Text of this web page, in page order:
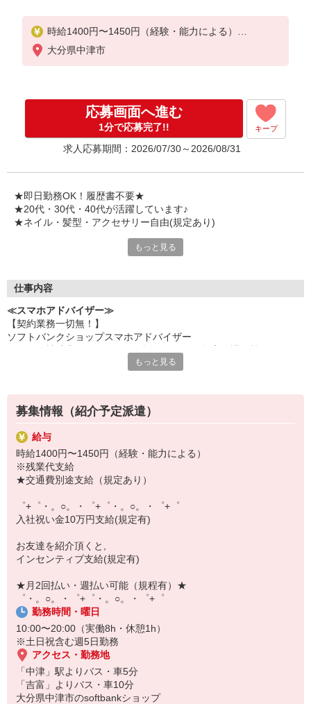
時給1400円〜1450円（経験・能力による）
※残業代支給
★交通費別途支給（規定あり）
入社祝い金10万円支給(規定有)
お友達を紹介頂くと,
インセンティブ支給(規定有)
゜・。○。・゜+゜・。○。・゜+゜
大分県中津市
応募画面へ進む
1分で応募完了!! キープ
求人応募期間：2026/07/30～2026/08/31
★即日勤務OK！履歴書不要★
★20代・30代・40代が活躍しています♪
★ネイル・髪型・アクセサリー自由(規定あり)
シエロのご紹介するお店は、
優しい人間関係がある場所ばかり！
【選べるお仕事いろいろ】
￣￣￣￣￣￣￣￣￣￣￣
事務、経理、データ入力、コールセンター、受付
機械/食品製造・梱包・仕分け・加工・組立・検査
▼美容系
眉毛サロンのアイブロウ・ネイリスト・エステ
▼営業・販売
法人営業・アパレル販売・個別指導塾・人材紹介
▼人気案件も多数♪
短期・期間限定・オープニング・官公庁案件
上場/優良/大手企業など
【スマホ面接実施中】
￣￣￣￣￣￣￣￣￣
自宅に居ながらスマホでカンタン面接OK！
オンライン面談なのでスピード対応。
即日登録もOK♪
気になった方はお気軽にご相談ください！
もっと見る
仕事内容
≪スマホアドバイザー≫
【契約業務一切無！】
ソフトバンクショップスマホアドバイザー
※未経験大歓迎、幅広い年齢層活躍！
もっと見る
募集情報（紹介予定派遣）
給与
時給1400円〜1450円（経験・能力による）
※残業代支給
★交通費別途支給（規定あり）
゜+゜・。○。・゜+゜・。○。・゜+゜
入社祝い金10万円支給(規定有)
お友達を紹介頂くと,
インセンティブ支給(規定有)
★月2回払い・週払い可能（規程有）★
゜・。○。・゜+゜・。○。・゜+゜
勤務時間・曜日
10:00〜20:00（実働8h・休憩1h）
※土日祝含む週5日勤務
アクセス・勤務地
「中津」駅よりバス・車5分
「吉富」よりバス・車10分
大分県中津市のsoftbankショップ